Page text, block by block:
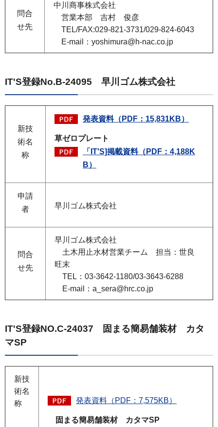
問合
せ先
中川商事株式会社
営業本部 吉村 俊彦
TEL/FAX:029-821-3731/029-824-6043
E-mail：yoshimura@h-nac.co.jp
IT'S登録No.B-24095 早川ゴム株式会社
新技
術名
称
発表資料（PDF：15,831KB）
草ゼロプレート
「IT'S]掲載資料（PDF：4,188K
B）
申請
者
早川ゴム株式会社
問合
せ先
早川ゴム株式会社
土木用止水材営業チーム 担当：世良
旺末
TEL：03-3642-1180/03-3643-6288
E-mail：a_sera@hrc.co.jp
IT'S登録NO.C-24037 固まる簡易舗装材 カタ
マSP
新技
術名
称
発表資料（PDF：7,575KB）
固まる簡易舗装材 カタマSP